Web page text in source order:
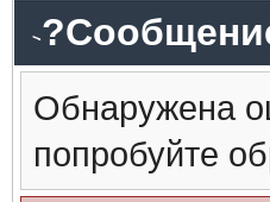
Обнаружена
попробуйте